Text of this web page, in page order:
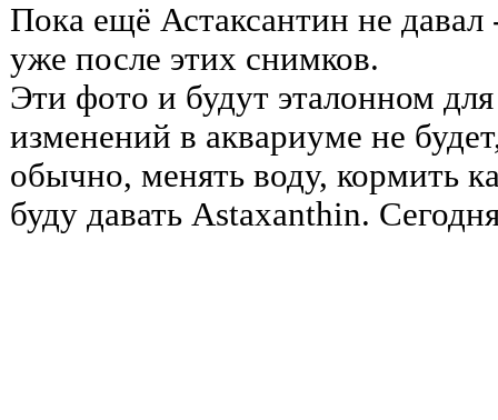
Пока ещё Астаксантин не
уже после этих снимков.
Эти фото и будут эталонном
изменений в аквариуме не
обычно, менять воду, кормить
буду давать Astaxanthin.